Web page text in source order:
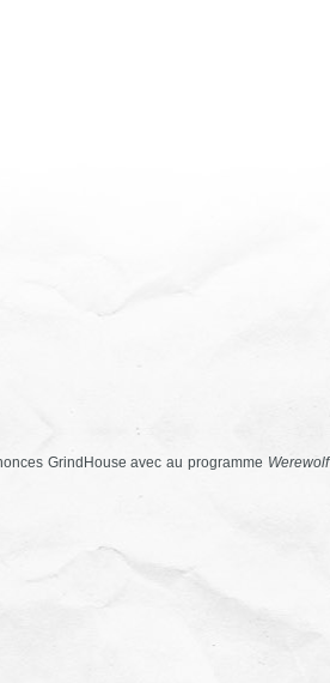
GrindHouse avec au programme Werewolf